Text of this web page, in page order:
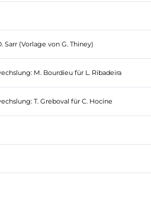
Sarr (Vorlage von G. Thiney)
M. Bourdieu für L. Ribadeira
T. Greboval für C. Hocine